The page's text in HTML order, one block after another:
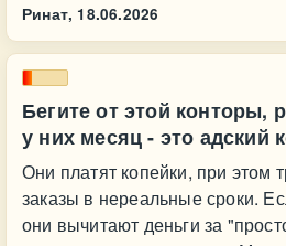
Ринат, 18.06.2026
Бегите от этой конторы,
у них месяц - это адский
Они платят копейки, при этом
заказы в нереальные сроки.
они вычитают деньги за